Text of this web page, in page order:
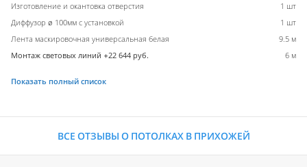
Изготовление и окантовка отверстия
1 шт
Диффузор ø 100мм с установкой
1 шт
Лента маскировочная универсальная белая
9.5 м
Монтаж световых линий +22 644 руб.
6 м
Показать полный список
ВСЕ ОТЗЫВЫ О ПОТОЛКАХ В ПРИХОЖЕЙ